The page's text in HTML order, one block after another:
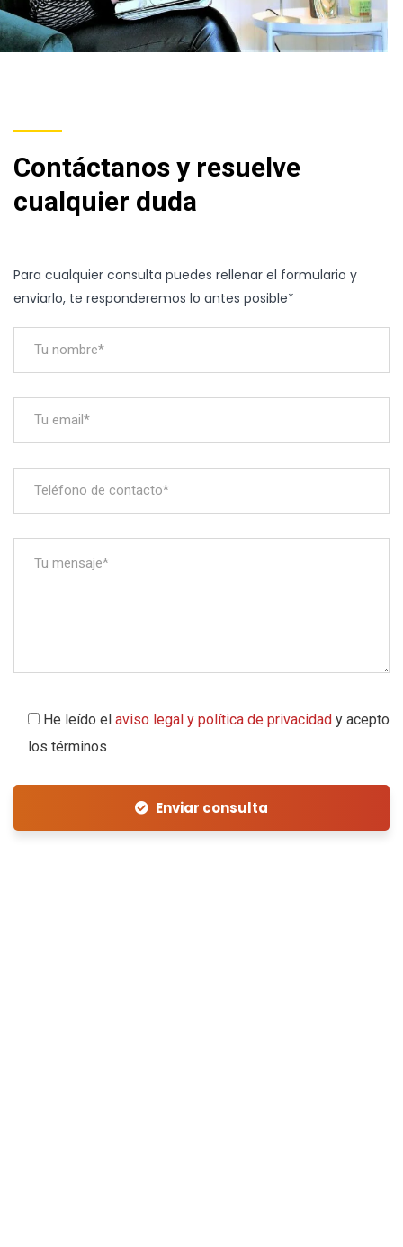
Contáctanos y resuelve
cualquier duda
Para cualquier consulta puedes rellenar el formulario y
enviarlo, te responderemos lo antes posible*
He leído el aviso legal y política de privacidad y acepto
los términos
Enviar consulta